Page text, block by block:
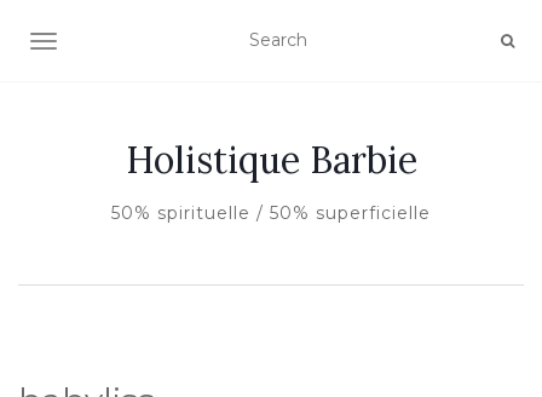
AFFICHER/MASQUER LA NAVIGATION
Holistique Barbie
50% spirituelle / 50% superficielle